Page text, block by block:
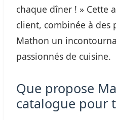
chaque dîner ! » Cette
client, combinée à
Mathon un
passionnés de cuisine.
Que propose
catalogue pour